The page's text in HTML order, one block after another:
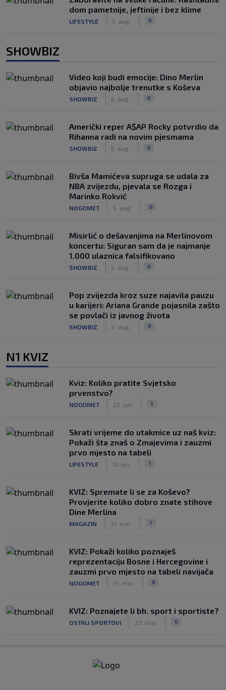
dom pametnije, jeftinije i bez klime
LIFESTYLE 5. aug. 0
SHOWBIZ
Video koji budi emocije: Dino Merlin
objavio najbolje trenutke s Koševa
SHOWBIZ 6. aug. 0
Američki reper A$AP Rocky potvrdio da
Rihanna radi na novim pjesmama
SHOWBIZ 6. aug. 0
Bivša Mamićeva supruga se udala za
NBA zvijezdu, pjevala se Rozga i
Marinko Rokvić
NOGOMET 5. aug. 0
Misirlić o dešavanjima na Merlinovom
koncertu: Siguran sam da je najmanje
1.000 ulaznica falsifikovano
SHOWBIZ 5. aug. 0
Pop zvijezda kroz suze najavila pauzu
u karijeri: Ariana Grande pojasnila zašto
se povlači iz javnog života
SHOWBIZ 4. aug. 0
N1 KVIZ
Kviz: Koliko pratite Svjetsko
prvenstvo?
NOGOMET 22. jun. 1
Skrati vrijeme do utakmice uz naš kviz:
Pokaži šta znaš o Zmajevima i zauzmi
prvo mjesto na tabeli
LIFESTYLE 12. jun. 1
KVIZ: Spremate li se za Koševo?
Provjerite koliko dobro znate stihove
Dine Merlina
MAGAZIN 31. mar. 1
KVIZ: Pokaži koliko poznaješ
reprezentaciju Bosne i Hercegovine i
zauzmi prvo mjesto na tabeli navijača
NOGOMET 31. mar. 0
KVIZ: Poznajete li bh. sport i sportiste?
OSTALI SPORTOVI 23. mar. 0